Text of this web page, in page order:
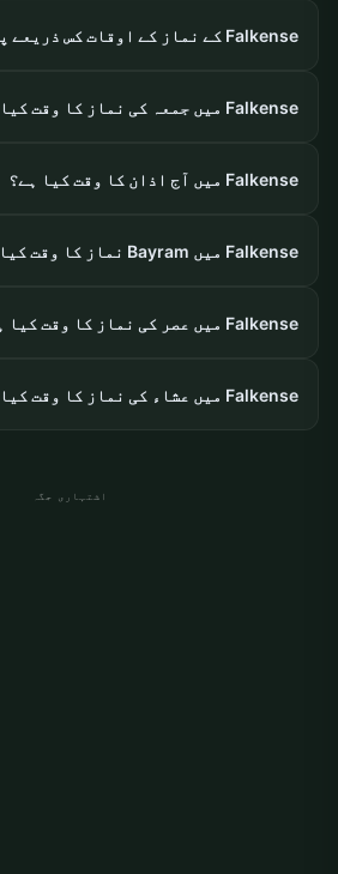
Falkense کے نماز کے اوقات کس ذریعے پر مبنی ہیں؟
Falkense میں جمعہ کی نماز کا وقت کیا ہے؟
Falkense میں آج اذان کا وقت کیا ہے؟
Falkense میں Bayram نماز کا وقت کیا ہے؟
Falkense میں عصر کی نماز کا وقت کیا ہے؟
Falkense میں عشاء کی نماز کا وقت کیا ہے؟
اشتہاری جگہ